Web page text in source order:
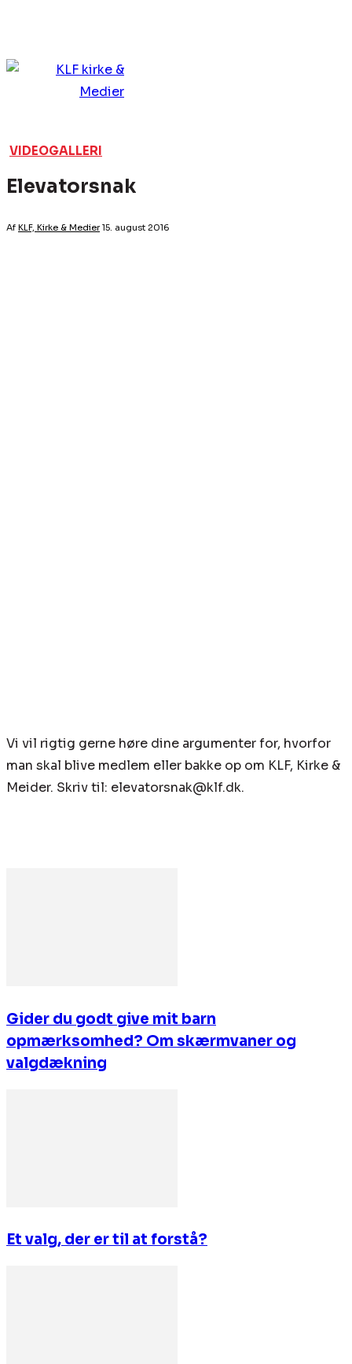
VIDEOGALLERI
Elevatorsnak
Af KLF, Kirke & Medier 15. august 2016
Vi vil rigtig gerne høre dine argumenter for, hvorfor
man skal blive medlem eller bakke op om KLF, Kirke &
Meider. Skriv til: elevatorsnak@klf.dk.
Gider du godt give mit barn
opmærksomhed? Om skærmvaner og
valgdækning
Et valg, der er til at forstå?